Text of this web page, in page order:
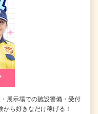
展示場での施設警備・受付
ら好きなだけ稼げる！